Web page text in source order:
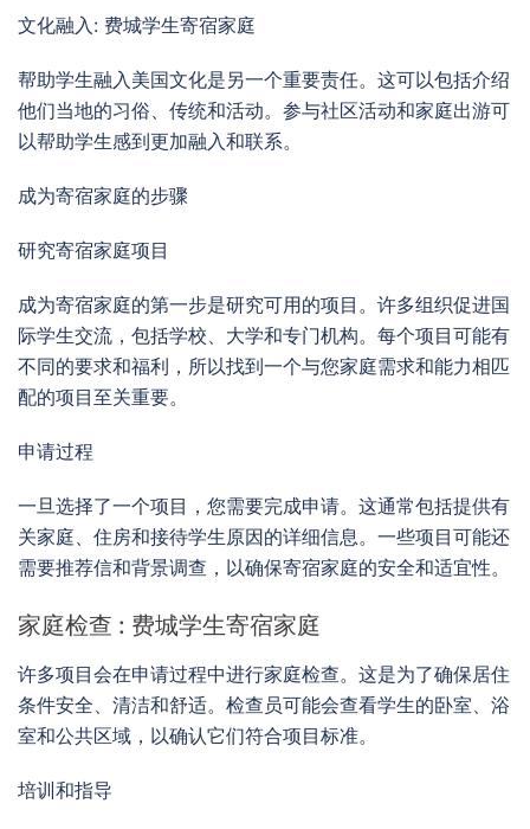
文化融入: 费城学生寄宿家庭
帮助学生融入美国文化是另一个重要责任。这可以包括介绍
他们当地的习俗、传统和活动。参与社区活动和家庭出游可
以帮助学生感到更加融入和联系。
成为寄宿家庭的步骤
研究寄宿家庭项目
成为寄宿家庭的第一步是研究可用的项目。许多组织促进国
际学生交流，包括学校、大学和专门机构。每个项目可能有
不同的要求和福利，所以找到一个与您家庭需求和能力相匹
配的项目至关重要。
申请过程
一旦选择了一个项目，您需要完成申请。这通常包括提供有
关家庭、住房和接待学生原因的详细信息。一些项目可能还
需要推荐信和背景调查，以确保寄宿家庭的安全和适宜性。
家庭检查 : 费城学生寄宿家庭
许多项目会在申请过程中进行家庭检查。这是为了确保居住
条件安全、清洁和舒适。检查员可能会查看学生的卧室、浴
室和公共区域，以确认它们符合项目标准。
培训和指导